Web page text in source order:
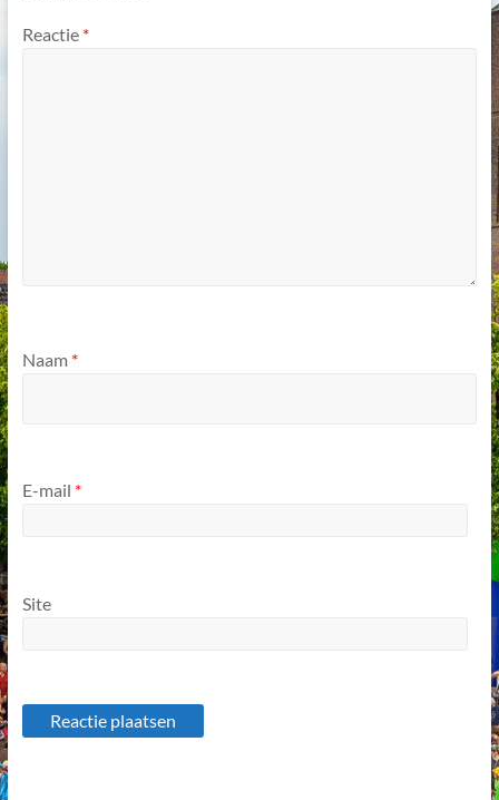
Reactie *
Naam *
E-mail *
Site